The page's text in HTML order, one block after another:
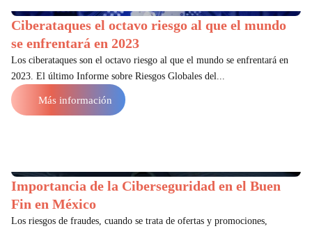
Ciberataques el octavo riesgo al que el mundo
se enfrentará en 2023
Los ciberataques son el octavo riesgo al que el mundo se enfrentará en
2023. El último Informe sobre Riesgos Globales del...
Más información
Importancia de la Ciberseguridad en el Buen
Fin en México
Los riesgos de fraudes, cuando se trata de ofertas y promociones,